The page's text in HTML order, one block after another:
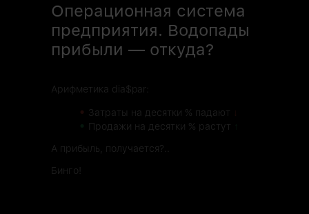
Операционная система
предприятия. Водопады
прибыли — откуда?
Арифметика dia$par:
• Затраты на десятки % падают
Продажи на десятки % растут
А прибыль, получается?..
Бинго!